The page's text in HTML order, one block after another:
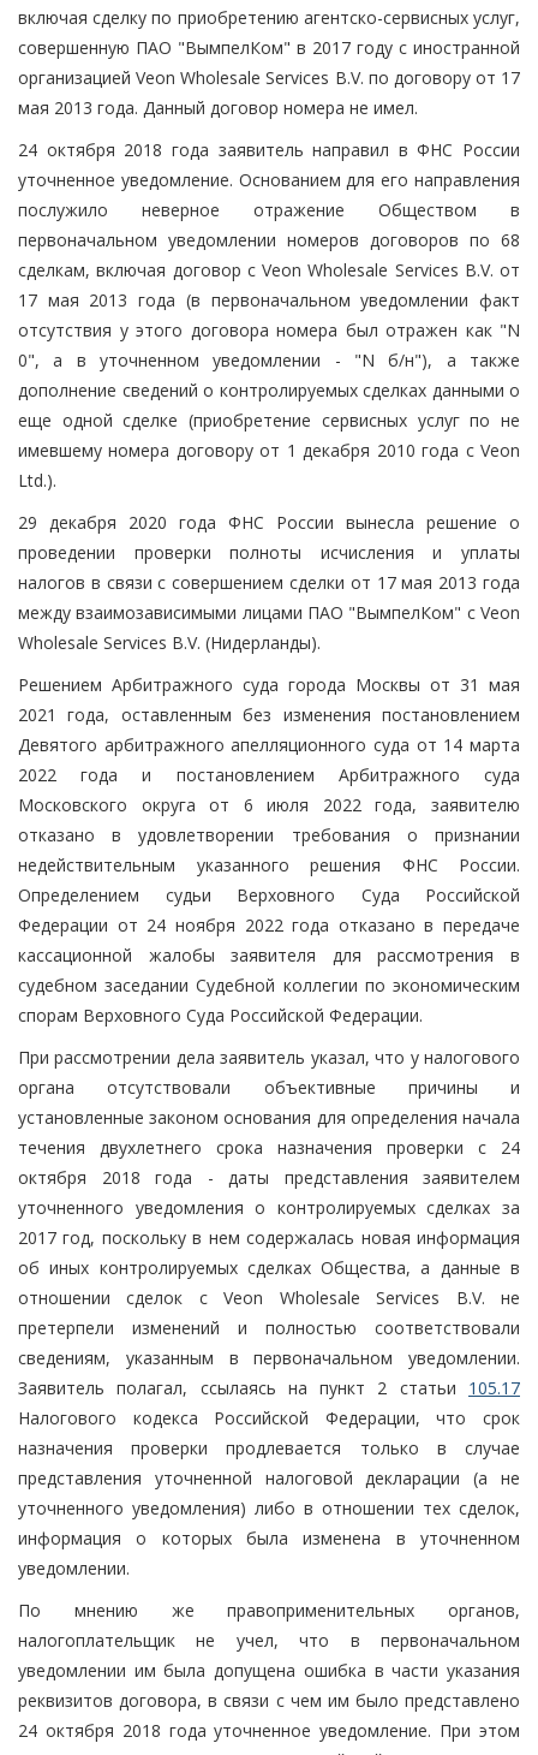
включая сделку по приобретению агентско-сервисных услуг,
совершенную ПАО "ВымпелКом" в 2017 году с иностранной
организацией Veon Wholesale Services B.V. по договору от 17
мая 2013 года. Данный договор номера не имел.
24 октября 2018 года заявитель направил в ФНС России
уточненное уведомление. Основанием для его направления
послужило неверное отражение Обществом в
первоначальном уведомлении номеров договоров по 68
сделкам, включая договор с Veon Wholesale Services B.V. от
17 мая 2013 года (в первоначальном уведомлении факт
отсутствия у этого договора номера был отражен как "N
0", а в уточненном уведомлении - "N б/н"), а также
дополнение сведений о контролируемых сделках данными о
еще одной сделке (приобретение сервисных услуг по не
имевшему номера договору от 1 декабря 2010 года с Veon
Ltd.).
29 декабря 2020 года ФНС России вынесла решение о
проведении проверки полноты исчисления и уплаты
налогов в связи с совершением сделки от 17 мая 2013 года
между взаимозависимыми лицами ПАО "ВымпелКом" с Veon
Wholesale Services B.V. (Нидерланды).
Решением Арбитражного суда города Москвы от 31 мая
2021 года, оставленным без изменения постановлением
Девятого арбитражного апелляционного суда от 14 марта
2022 года и постановлением Арбитражного суда
Московского округа от 6 июля 2022 года, заявителю
отказано в удовлетворении требования о признании
недействительным указанного решения ФНС России.
Определением судьи Верховного Суда Российской
Федерации от 24 ноября 2022 года отказано в передаче
кассационной жалобы заявителя для рассмотрения в
судебном заседании Судебной коллегии по экономическим
спорам Верховного Суда Российской Федерации.
При рассмотрении дела заявитель указал, что у налогового
органа отсутствовали объективные причины и
установленные законом основания для определения начала
течения двухлетнего срока назначения проверки с 24
октября 2018 года - даты представления заявителем
уточненного уведомления о контролируемых сделках за
2017 год, поскольку в нем содержалась новая информация
об иных контролируемых сделках Общества, а данные в
отношении сделок с Veon Wholesale Services B.V. не
претерпели изменений и полностью соответствовали
сведениям, указанным в первоначальном уведомлении.
Заявитель полагал, ссылаясь на пункт 2 статьи 105.17
Налогового кодекса Российской Федерации, что срок
назначения проверки продлевается только в случае
представления уточненной налоговой декларации (а не
уточненного уведомления) либо в отношении тех сделок,
информация о которых была изменена в уточненном
уведомлении.
По мнению же правоприменительных органов,
налогоплательщик не учел, что в первоначальном
уведомлении им была допущена ошибка в части указания
реквизитов договора, в связи с чем им было представлено
24 октября 2018 года уточненное уведомление. При этом